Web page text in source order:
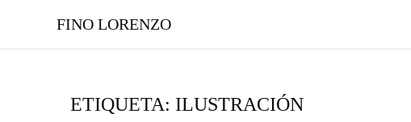
FINO LORENZO
ETIQUETA: ILUSTRACIÓN